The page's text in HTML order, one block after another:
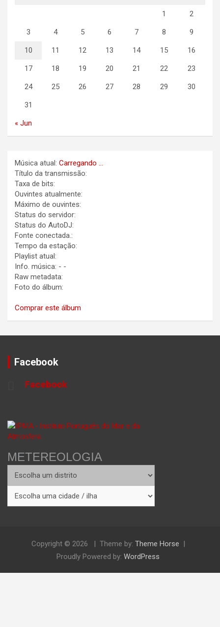
1 2
3 4 5 6 7 8 9
10 11 12 13 14 15 16
17 18 19 20 21 22 23
24 25 26 27 28 29 30
31
« Jun
Música atual: Carregando ...
Título da transmissão:
Taxa de bits:
Ouvintes atualmente:
Máximo de ouvintes:
Status do servidor:
Status do AutoDJ:
Fonte conectada.:
Tempo da estação:
Playlist atual:
Info. música: - -
Raw metadata:
Foto do álbum:
Comprar este álbum
Facebook
Facebook
METEREOLOGIA
Copyright © 2026 Theme by: Theme Horse
Proudly Powered by: WordPress